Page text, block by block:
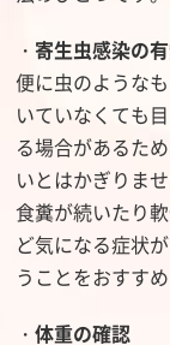
・ 寄生虫感染の
便に虫のような
いていなくても
る場合があるた
いとはかぎりませ
食糞が続いたり
ど気になる症状
うことをおすすめ
・体重の確認